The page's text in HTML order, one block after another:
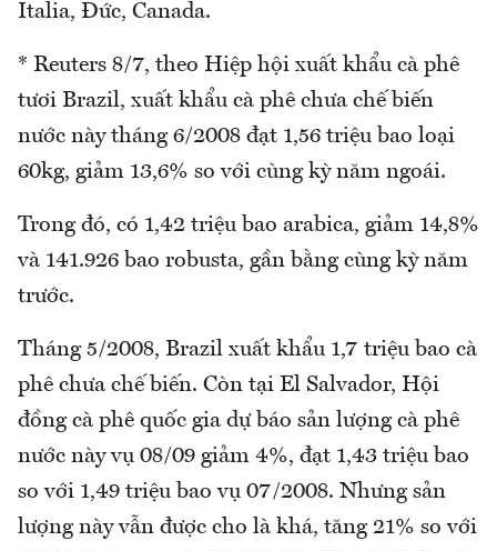
Italia, Đức, Canada.
* Reuters 8/7, theo Hiệp hội xuất khẩu cà phê
tươi Brazil, xuất khẩu cà phê chưa chế biến
nước này tháng 6/2008 đạt 1,56 triệu bao loại
60kg, giảm 13,6% so với cùng kỳ năm ngoái.
Trong đó, có 1,42 triệu bao arabica, giảm 14,8%
và 141.926 bao robusta, gần bằng cùng kỳ năm
trước.
Tháng 5/2008, Brazil xuất khẩu 1,7 triệu bao cà
phê chưa chế biến. Còn tại El Salvador, Hội
đồng cà phê quốc gia dự báo sản lượng cà phê
nước này vụ 08/09 giảm 4%, đạt 1,43 triệu bao
so với 1,49 triệu bao vụ 07/2008. Nhưng sản
lượng này vẫn được cho là khá, tăng 21% so với